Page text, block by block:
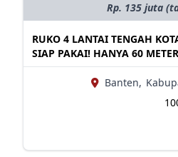
Rp. 135 juta
RUKO 4 LANTAI TENGAH
SIAP PAKAI! HANYA 60
Banten,